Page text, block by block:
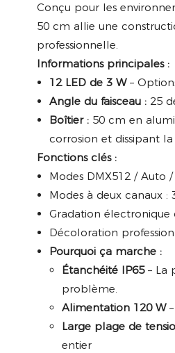
Conçu pour les
50 cm allie une
professionnelle.
Informations principales :
12 LED de 3 W–
Angle du faisceau : 25
Boîtier : 50 cm en
corrosion et dissipant
Fonctions clés :
Modes DMX512 / Auto
Modes à deux canaux :
Gradation électronique
Décoloration
Pourquoi ça marche :
Étanchéité IP65– La
problème.
Alimentation 120 W–
Large plage de
entier